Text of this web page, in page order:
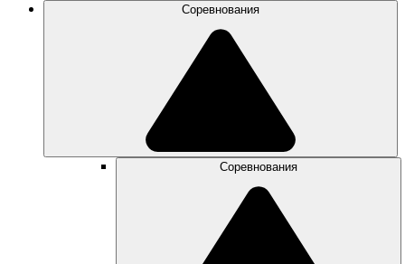
Соревнования
Соревнования